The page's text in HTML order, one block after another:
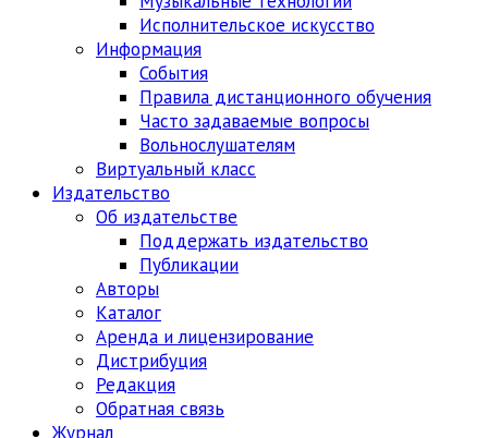
Исполнительское искусство
Информация
События
Правила дистанционного обучения
Часто задаваемые вопросы
Вольнослушателям
Виртуальный класс
Издательство
Об издательстве
Поддержать издательство
Публикации
Авторы
Каталог
Аренда и лицензирование
Дистрибуция
Редакция
Обратная связь
Журнал